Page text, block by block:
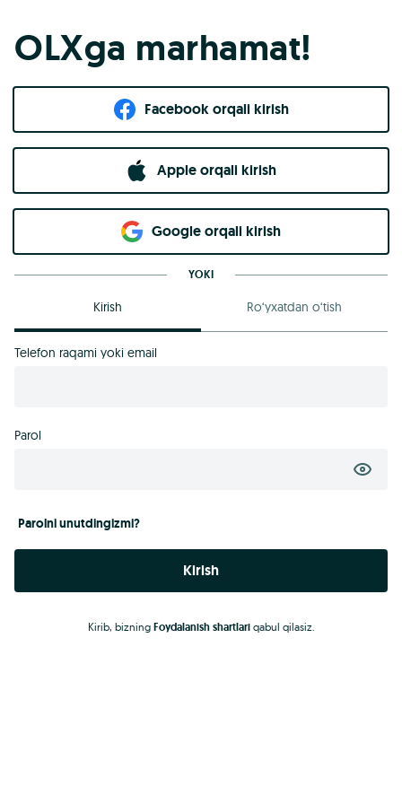
OLXga marhamat!
Facebook orqali kirish​
Apple orqali kirish
Goo​g​le orqali kirish
YOKI
Kirish Ro‘yxatdan o‘tish
Telefon raqami yoki email
Parol
Parolni unutdingizmi?
Kirish
Kirib, bizning Foydalanish shartlariqabul qilasiz.